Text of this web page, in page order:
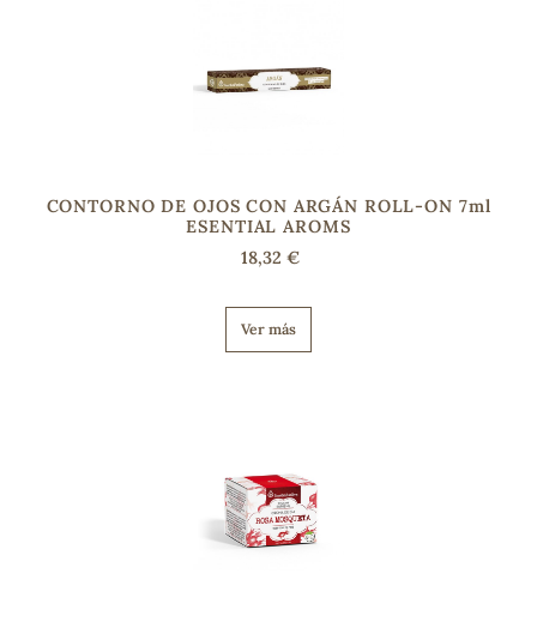
CONTORNO DE OJOS CON ARGÁN ROLL-ON 7ml
ESENTIAL AROMS
18,32 €
Ver más